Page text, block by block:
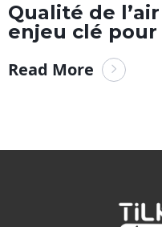
Qualité de
enjeu clé pour
Read More